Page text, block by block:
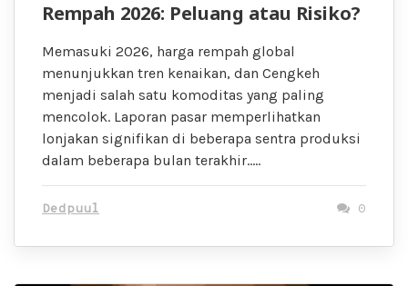
Rempah 2026: Peluang atau Risiko?
Memasuki 2026, harga rempah global
menunjukkan tren kenaikan, dan Cengkeh
menjadi salah satu komoditas yang paling
mencolok. Laporan pasar memperlihatkan
lonjakan signifikan di beberapa sentra produksi
dalam beberapa bulan terakhir…..
Dedpuul 0